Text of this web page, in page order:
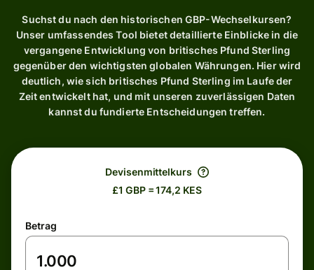
Suchst du nach den historischen GBP-Wechselkursen?
Unser umfassendes Tool bietet detaillierte Einblicke in die
vergangene Entwicklung von britisches Pfund Sterling
gegenüber den wichtigsten globalen Währungen. Hier wird
deutlich, wie sich britisches Pfund Sterling im Laufe der
Zeit entwickelt hat, und mit unseren zuverlässigen Daten
kannst du fundierte Entscheidungen treffen.
Devisenmittelkurs
£1 GBP = 174,2 KES
Betrag